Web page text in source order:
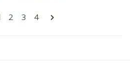
Pagina's
lees momenteel pagina
Pagina
2 Pagina
3 Pagina
4